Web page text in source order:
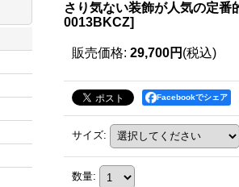
さり気ない装飾が人気の定番
0013BKCZ]
販売価格: 29,700円 (税込)
Facebookでシェア
サイズ:
数量: